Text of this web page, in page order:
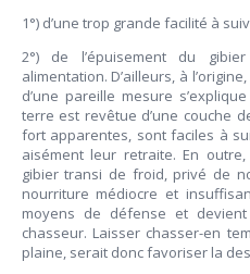
1°) d’une trop grande facilité à
2°) de l’épuisement du
alimentation. D’ailleurs, à
d’une pareille mesure
terre est revêtue d’une couche
fort apparentes, sont faciles à
aisément leur retraite. En
gibier transi de froid, privé de
nourriture médiocre et
moyens de défense et
chasseur. Laisser chasser-en
plaine, serait donc favoriser la